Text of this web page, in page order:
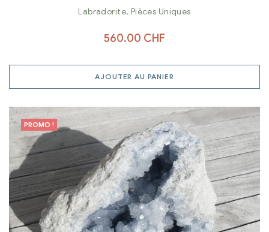
Labradorite, Pièces Uniques
560.00 CHF
AJOUTER AU PANIER
PROMO !